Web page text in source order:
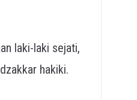
laki-laki sejati,
hakiki.